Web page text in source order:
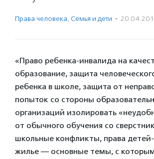
Права человека, Семья и дети ·
«Право ребенка-инвалида на
образование, защита
ребенка в школе, защита от
попыток со стороны
организаций изолировать
от обычного обучения со
школьные конфликты, права
жилье — основные темы, с